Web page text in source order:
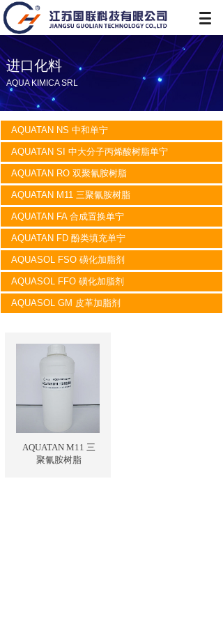
进口化料
AQUA KIMICA SRL
AQUATAN NS 中和单宁
AQUATAN SI 中大分子丙烯酸树脂单宁
AQUATAN RO 双聚氰胺树脂
AQUATAN M11 三聚氰胺树脂
AQUATAN FA 合成置换单宁
AQUATAN FD 酚类填充单宁
AQUASOL FSO 磺化加脂剂
AQUASOL FFO 磺化加脂剂
AQUASOL GM 皮革加脂剂
AQUATAN M11 三
聚氰胺树脂